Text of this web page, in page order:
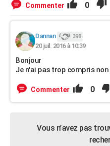
Commenter 0
Dannan 398
20 juil. 2016 à 10:39
Bonjour
Je n'ai pas trop compris
Commenter 0
Vous n’avez pas